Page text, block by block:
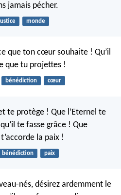
jamais pécher.
monde
que ton cœur souhaite ! Qu’il
que tu projettes !
bénédiction cœur
te protège ! Que l’Eternel te
te fasse grâce ! Que
la paix !
bénédiction paix
nés, désirez ardemment le